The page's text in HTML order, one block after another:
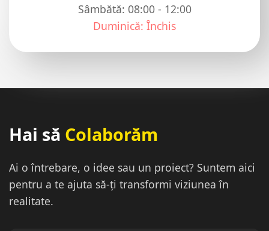
Sâmbătă: 08:00 - 12:00
Duminică: Închis
Hai să Colaborăm
Ai o întrebare, o idee sau un proiect? Suntem aici
pentru a te ajuta să-ți transformi viziunea în
realitate.